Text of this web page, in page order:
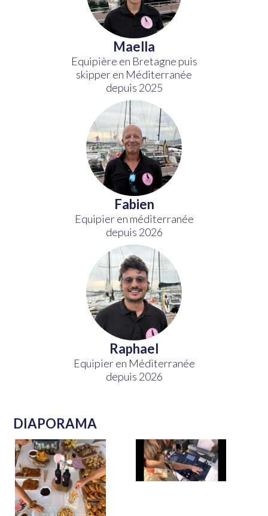
Maella
Equipière en Bretagne puis
skipper en Méditerranée
depuis 2025
Fabien
Equipier en méditerranée
depuis 2026
Raphael
Equipier en Méditerranée
depuis 2026
DIAPORAMA